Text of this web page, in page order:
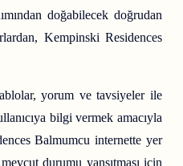
doğabilecek doğrudan
Kempinski Residences
yorum ve tavsiyeler ile
bilgi vermek amacıyla
Balmumcu internette yer
durumu yansıtması için